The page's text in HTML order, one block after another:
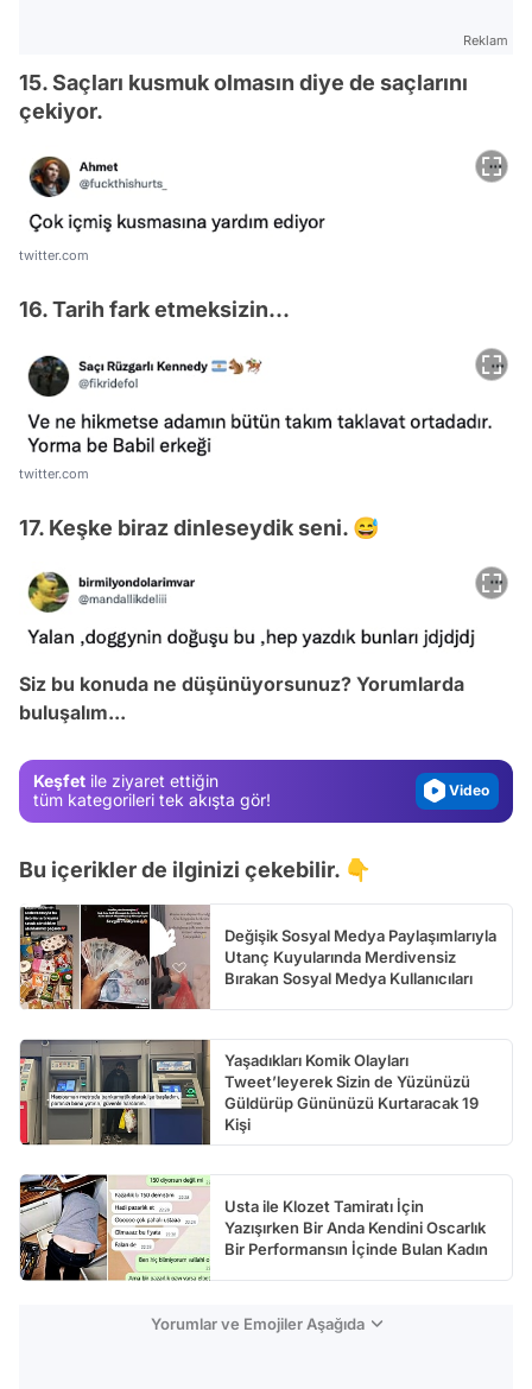
Reklam
15. Saçları kusmuk olmasın diye de saçlarını
çekiyor.
twitter.com
16. Tarih fark etmeksizin...
twitter.com
17. Keşke biraz dinleseydik seni. 😅
Siz bu konuda ne düşünüyorsunuz? Yorumlarda
buluşalım...
Keşfet ile ziyaret ettiğin
tüm kategorileri tek akışta gör!
Video
Video
Bu içerikler de ilginizi çekebilir. 👇
Değişik Sosyal Medya Paylaşımlarıyla
Utanç Kuyularında Merdivensiz
Bırakan Sosyal Medya Kullanıcıları
Yaşadıkları Komik Olayları
Tweet’leyerek Sizin de Yüzünüzü
Güldürüp Gününüzü Kurtaracak 19
Kişi
Usta ile Klozet Tamiratı İçin
Yazışırken Bir Anda Kendini Oscarlık
Bir Performansın İçinde Bulan Kadın
Yorumlar ve Emojiler Aşağıda